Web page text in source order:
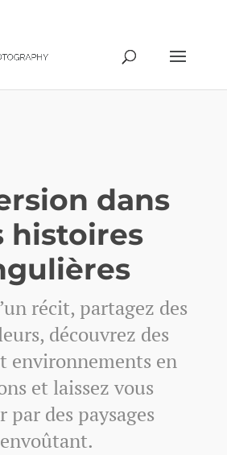
dans
histoires
récit, partagez des
découvrez des
environnements en
et laissez vous
par des paysages
envoûtant.